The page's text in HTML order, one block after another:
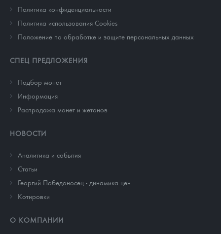
Политика конфиденциальности
Политика использования Cookies
Положение по обработке и защите персональных данных
СПЕЦ ПРЕДЛОЖЕНИЯ
Подбор монет
Информация
Распродажа монет и жетонов
НОВОСТИ
Аналитика и события
Cтатьи
Георгий Победоносец - динамика цен
Котировки
О КОМПАНИИ